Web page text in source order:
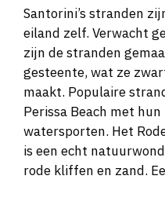
eiland zelf. Verwacht
zijn de stranden
gesteente, wat ze
maakt. Populaire
Perissa Beach met
watersporten. Het
is een echt
rode kliffen en zand.